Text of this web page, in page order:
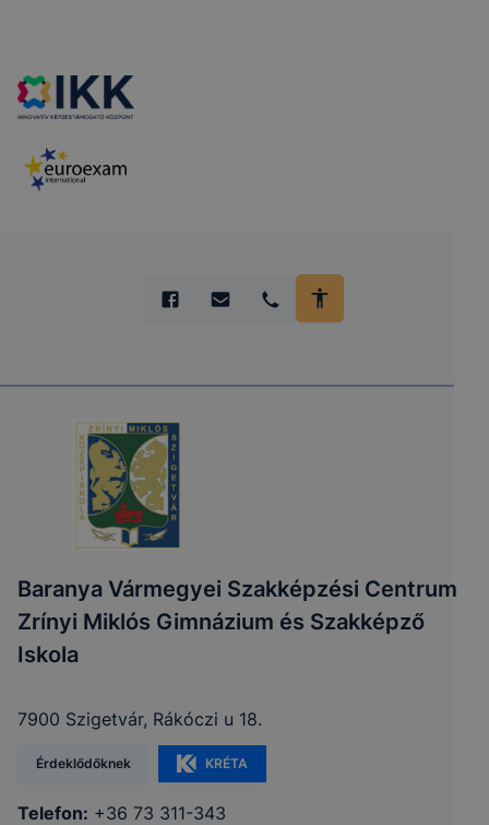
Baranya Vármegyei Szakképzési Centrum
Zrínyi Miklós Gimnázium és Szakképző
Iskola
7900 Szigetvár, Rákóczi u 18.
Érdeklődőknek KRÉTA
Telefon: +36 73 311-343